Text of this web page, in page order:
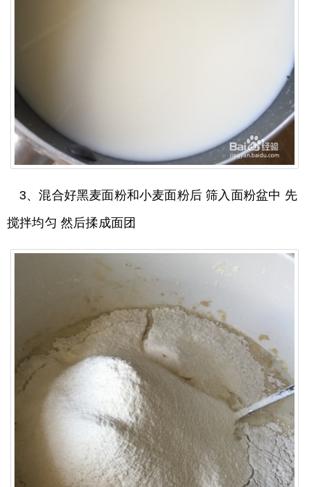
3、混合好黑麦面粉和小麦面粉后 筛入面粉盆中 先
搅拌均匀 然后揉成面团